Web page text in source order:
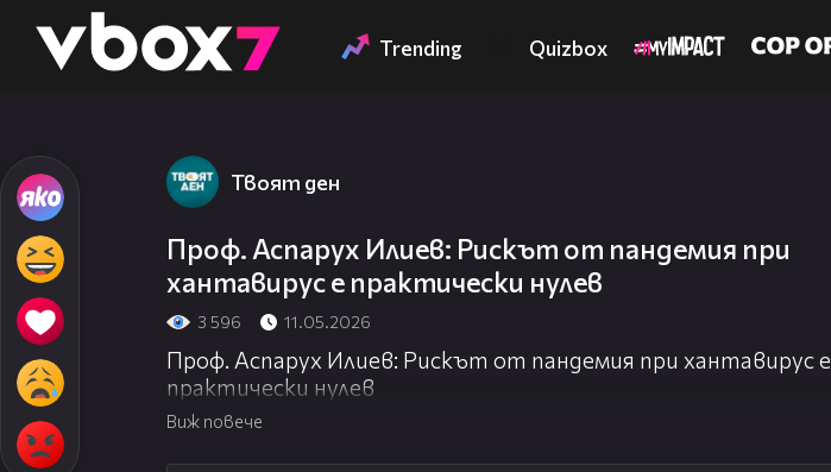
👾 Trending Quizbox
Твоят ден
Проф. Аспарух Илиев: Рискът от пандемия при
хантавирус е практически нулев
3 596 11.05.2026
Проф. Аспарух Илиев: Рискът от пандемия при хантавирус е
практически нулев
Виж повече